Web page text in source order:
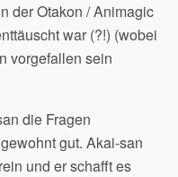
der Otakon / Animagic
war (?!) (wobei
vorgefallen sein
die Fragen
gut. Akai-san
und er schafft es